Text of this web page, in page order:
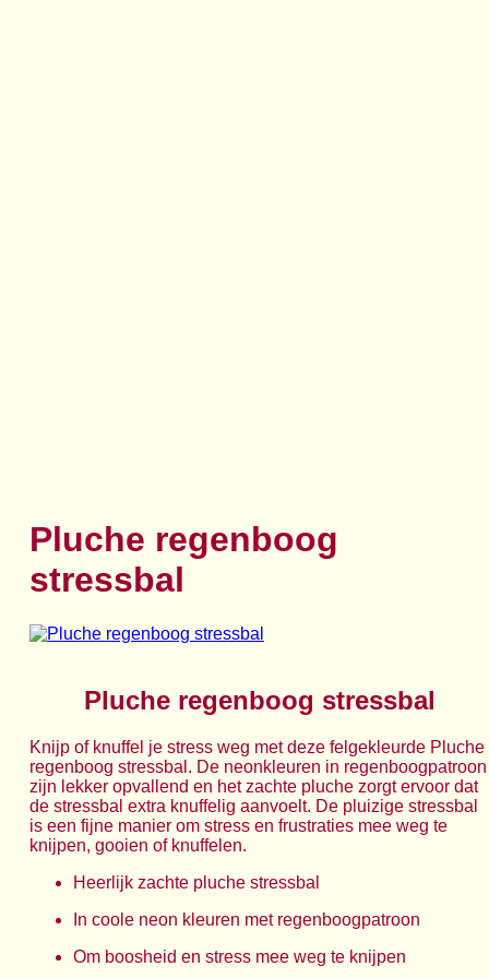
Pluche regenboog
stressbal
Pluche regenboog stressbal
Knijp of knuffel je stress weg met deze felgekleurde Pluche
regenboog stressbal. De neonkleuren in regenboogpatroon
zijn lekker opvallend en het zachte pluche zorgt ervoor dat
de stressbal extra knuffelig aanvoelt. De pluizige stressbal
is een fijne manier om stress en frustraties mee weg te
knijpen, gooien of knuffelen.
Heerlijk zachte pluche stressbal
In coole neon kleuren met regenboogpatroon
Om boosheid en stress mee weg te knijpen